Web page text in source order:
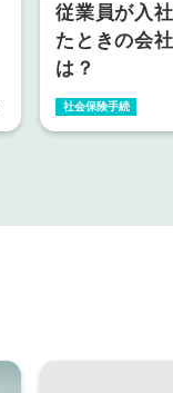
従業員が入
たときの会
は？
社会保険手続